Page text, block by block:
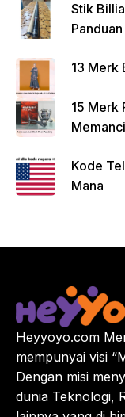
Stik
13 Merk
15 Merk
Kode
Mana
Heyyoyo.com
mempunyai visi
Dengan misi
dunia Teknologi,